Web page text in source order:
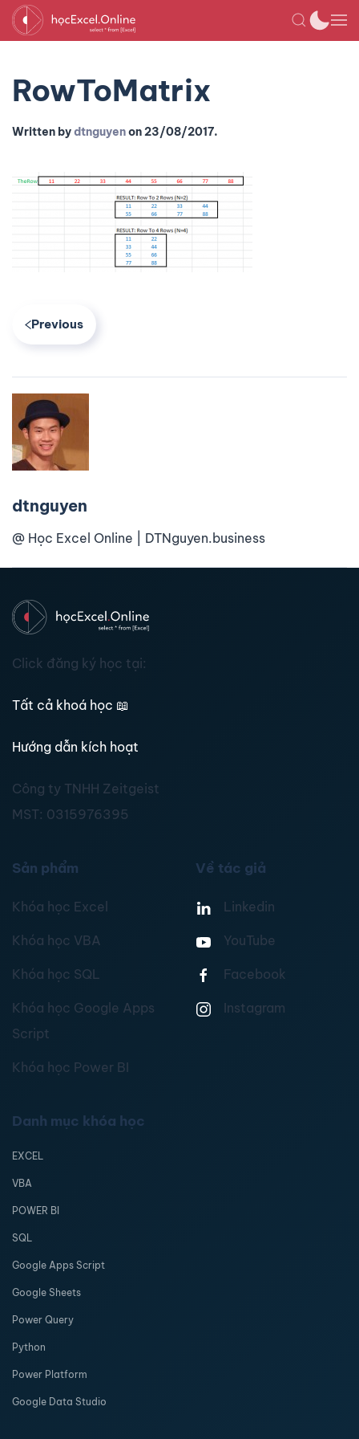
RowToMatrix
Written bydtnguyenon23/08/2017.
Previous
dtnguyen
@ Học Excel Online | DTNguyen.business
Click đăng ký học tại:
Tất cả khoá học 📖
Hướng dẫn kích hoạt
Công ty TNHH Zeitgeist
MST: 0315976395
Sản phẩm
Khóa học Excel
Khóa học VBA
Khóa học SQL
Khóa học Google Apps
Script
Khóa học Power BI
Về tác giả
Linkedin
YouTube
Facebook
Instagram
Danh mục khóa học
EXCEL
VBA
POWER BI
SQL
Google Apps Script
Google Sheets
Power Query
Python
Power Platform
Google Data Studio